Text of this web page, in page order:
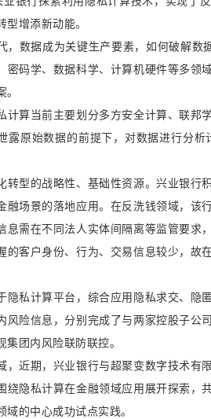
型增添新动能。
数据成为关键生产要素，如何破解数
密码学、数据科学、计算机硬件等多领
算当前主要划分多方安全计算、联邦
露原始数据的前提下，对数据进行分
型的战略性、基础性资源。兴业银行
融场景的落地应用。在反洗钱领域，该
息需在不同法人实体间隔离等监管要求
的客户身份、行为、交易信息较少，故
私计算平台，综合应用隐私求交、隐
风险信息，分别完成了与两家控股子公
集团内风险联防联控。
近期，兴业银行与超聚变数字技术有
绕隐私计算在金融领域应用展开探索，
域的中心成功试点实践。